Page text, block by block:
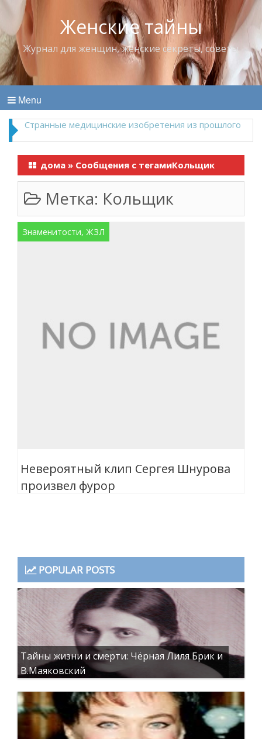
Женские тайны
Журнал для женщин, женские секреты, советы
Menu
Что пить в жару
дома » Сообщения с тегамиКольщик
Метка: Кольщик
Знаменитости, ЖЗЛ
Невероятный клип Сергея Шнурова
произвел фурор
POPULAR POSTS
Тайны жизни и смерти: Чёрная Лиля Брик и
В.Маяковский